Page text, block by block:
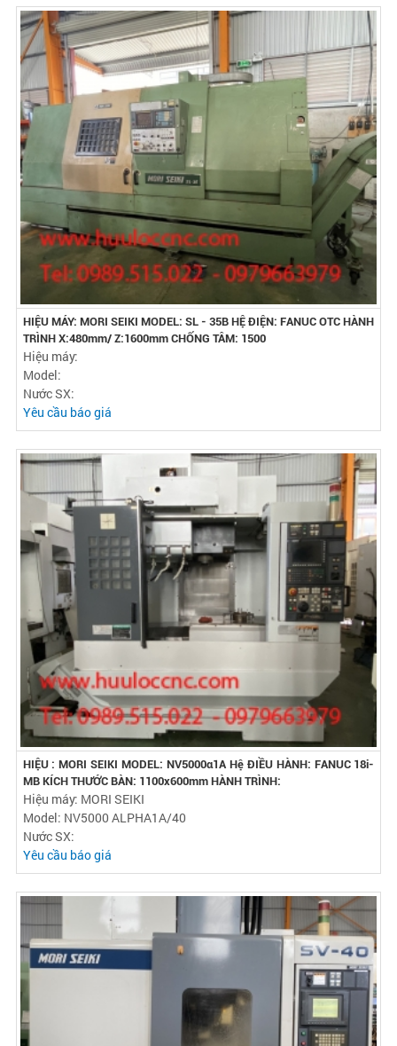
HIỆU MÁY: MORI SEIKI MODEL: SL - 35B HỆ ĐIỆN: FANUC OTC HÀNH
TRÌNH X:480mm/ Z:1600mm CHỐNG TÂM: 1500
Hiệu máy:
Model:
Nước SX:
Yêu cầu báo giá
HIỆU : MORI SEIKI MODEL: NV5000α1A Hệ ĐIỀU HÀNH: FANUC 18i-
MB KÍCH THƯỚC BÀN: 1100x600mm HÀNH TRÌNH:
Hiệu máy: MORI SEIKI
Model: NV5000 ALPHA1A/40
Nước SX:
Yêu cầu báo giá